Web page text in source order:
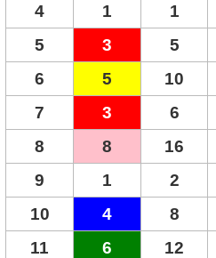
4
1 1
5
3 5
6
5 10
7
3 6
8
8 16
9
1 2
10
4 8
11
6 12